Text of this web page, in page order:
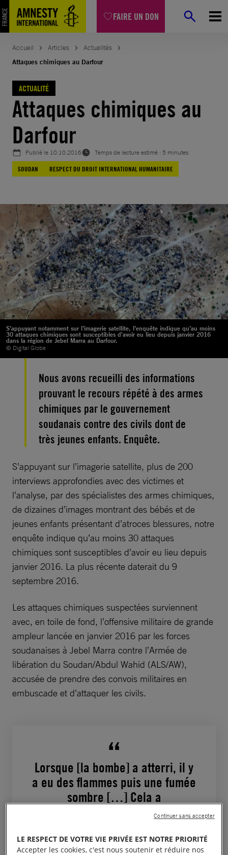
FAIRE UN DON
Aller
au
contenu
Accueil Articles
Actualités
Attaques chimiques au Darfour
ACTUALITÉ
Attaques chimiques au
Darfour
Publié le 10.10.2016
Temps de lecture estimé : 5 minutes
SOUDAN
RESPECT DU DROIT INTERNATIONAL HUMANITAIRE
S’appuyant notamment sur l’imagerie satellite, l’enquête indique qu’au moins
30 attaques chimiques sont susceptibles d'avoir eu lieu depuis janvier 2016
dans la région de Jebel Marra au Darfour.
© Digital Globe
Nous avons recueilli des informations
prouvant le recours répété à des armes
chimiques par le gouvernement
soudanais contre des civils dont de
très jeunes enfants. Enquête.
S’appuyant sur l’imagerie satellite, plus de 200
interviews approfondies avec des victimes et
l’analyse, par des spécialistes des armes chimiques,
de dizaines d’images montrant des bébés et de
jeunes enfants présentant d’atroces blessures, notre
enquête indique qu’au moins 30 attaques
chimiques sont susceptibles d’avoir eu lieu depuis
janvier 2016. La plus récente daterait du 9
septembre 2016.
Les attaques chimiques suspectées surviennent
avec, en toile de fond, l’offensive militaire de grande
ampleur lancée en janvier 2016 par les forces
soudanaises à Jebel Marra contre l’Armée de
libération du Soudan/Abdul Wahid (ALS/AW),
accusée de prendre des convois militaires en
embuscade et d’attaquer les civils.
Lorsque [la bombe] a atterri, il y
a eu des flammes puis une fumée
sombre […] Cela a
immédiatement causé des
[…] Ma peau n’est pas normale.
LE RESPECT DE VOTRE VIE PRIVÉE EST NOTRE PRIORITÉ
Accepter les cookies, c'est nous soutenir et réduire nos
Continuer sans accepter